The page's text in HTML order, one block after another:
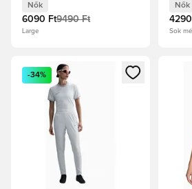
Nők
6090 Ft9490 Ft
Large
Nők
Sok
Megnyit egy modált a
-34%